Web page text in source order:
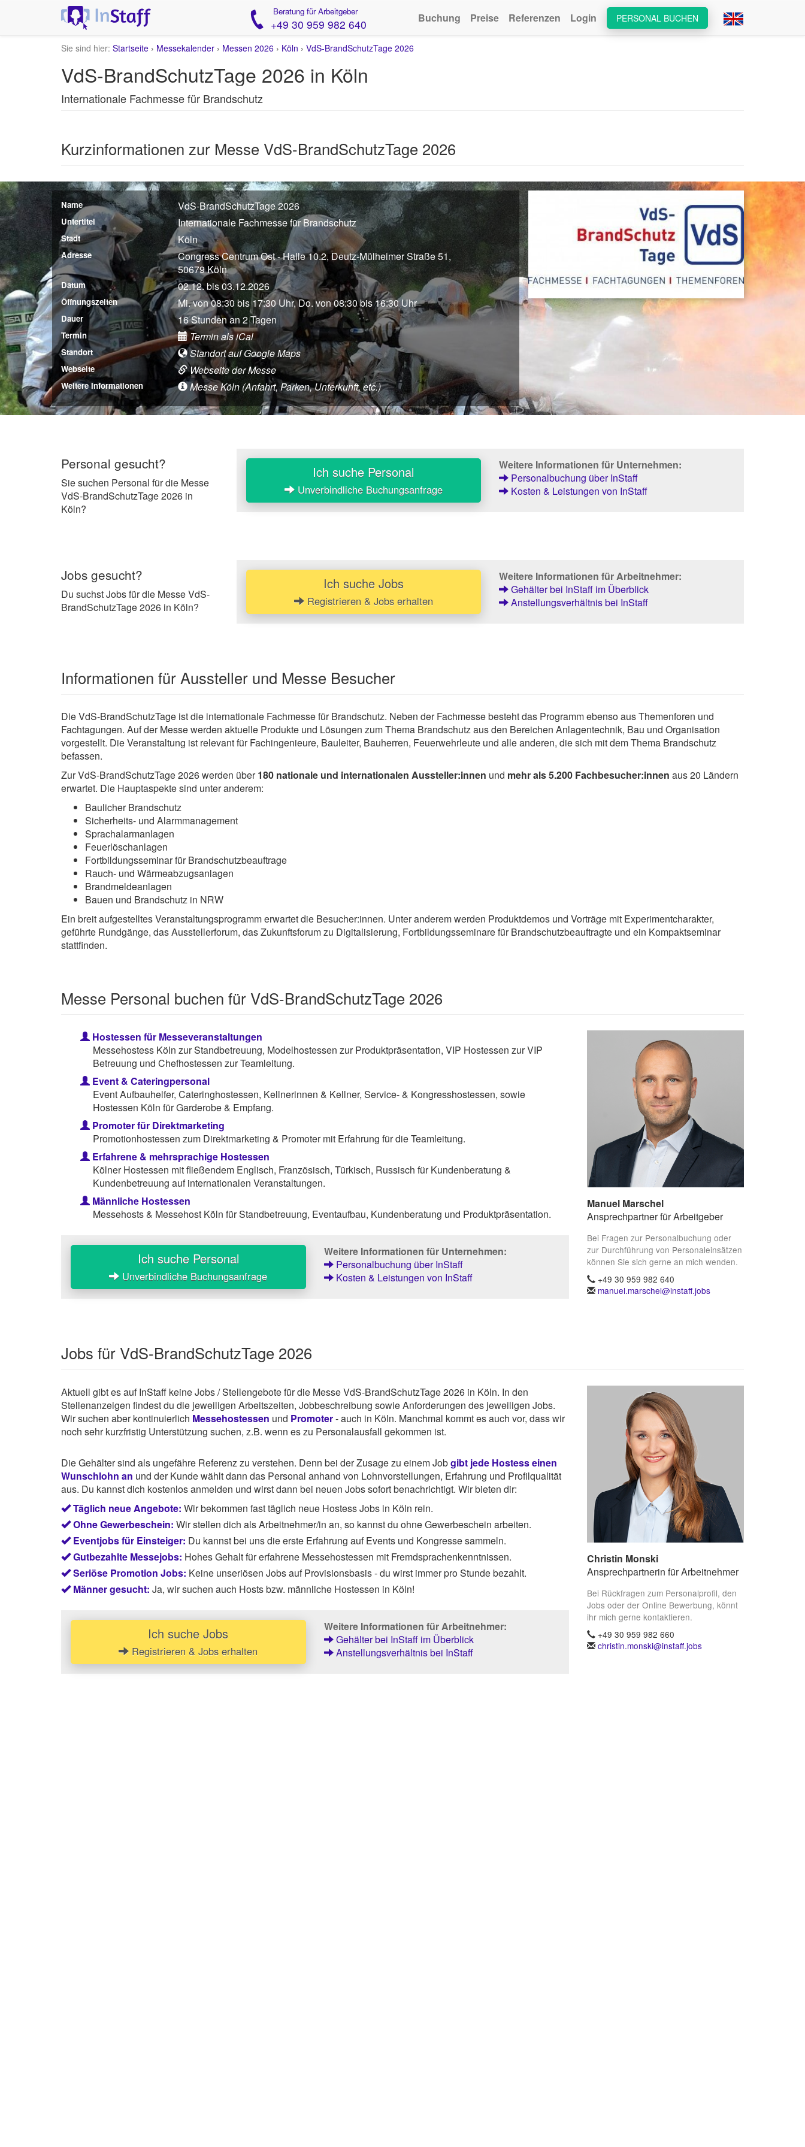
Beratung für Arbeitgeber
+49 30 959 982 640 PERSONAL BUCHEN
Buchung Preise Referenzen Login
Sie sind hier: Startseite › Messekalender › Messen 2026 › Köln › VdS-BrandSchutzTage 2026
VdS-BrandSchutzTage 2026 in Köln
Internationale Fachmesse für Brandschutz
Kurzinformationen zur Messe VdS-BrandSchutzTage 2026
Name VdS-BrandSchutzTage 2026
Untertitel Internationale Fachmesse für Brandschutz
Stadt Köln
Adresse
Congress Centrum Ost - Halle 10.2, Deutz-Mülheimer Straße 51,
50679 Köln
Datum 02.12. bis 03.12.2026
Öffnungszeiten Mi. von 08:30 bis 17:30 Uhr, Do. von 08:30 bis 16:30 Uhr
Dauer 16 Stunden an 2 Tagen
Termin Termin als iCal
Standort Standort auf Google Maps
Webseite Webseite der Messe
Weitere Informationen Messe Köln (Anfahrt, Parken, Unterkunft, etc.)
Personal gesucht?
Sie suchen Personal für die Messe
VdS-BrandSchutzTage 2026 in
Köln?
Ich suche Personal
Unverbindliche Buchungsanfrage
Weitere Informationen für Unternehmen:
Personalbuchung über InStaff
Kosten & Leistungen von InStaff
Jobs gesucht?
Du suchst Jobs für die Messe VdS-
BrandSchutzTage 2026 in Köln?
Ich suche Jobs
Registrieren & Jobs erhalten
Weitere Informationen für Arbeitnehmer:
Gehälter bei InStaff im Überblick
Anstellungsverhältnis bei InStaff
Informationen für Aussteller und Messe Besucher
Die VdS-BrandSchutzTage ist die internationale Fachmesse für Brandschutz. Neben der Fachmesse besteht das Programm ebenso aus Themenforen und
Fachtagungen. Auf der Messe werden aktuelle Produkte und Lösungen zum Thema Brandschutz aus den Bereichen Anlagentechnik, Bau und Organisation
vorgestellt. Die Veranstaltung ist relevant für Fachingenieure, Bauleiter, Bauherren, Feuerwehrleute und alle anderen, die sich mit dem Thema Brandschutz
befassen.
Zur VdS-BrandSchutzTage 2026 werden über180 nationale und internationalen Aussteller:innen und mehr als 5.200 Fachbesucher:innen aus 20 Ländern
erwartet. Die Hauptaspekte sind unter anderem:
Baulicher Brandschutz
Sicherheits- und Alarmmanagement
Sprachalarmanlagen
Feuerlöschanlagen
Fortbildungsseminar für Brandschutzbeauftrage
Rauch- und Wärmeabzugsanlagen
Brandmeldeanlagen
Bauen und Brandschutz in NRW
Ein breit aufgestelltes Veranstaltungsprogramm erwartet die Besucher:innen. Unter anderem werden Produktdemos und Vorträge mit Experimentcharakter,
geführte Rundgänge, das Ausstellerforum, das Zukunftsforum zu Digitalisierung, Fortbildungsseminare für Brandschutzbeauftragte und ein Kompaktseminar
stattfinden.
Messe Personal buchen für VdS-BrandSchutzTage 2026
Hostessen für Messeveranstaltungen
Messehostess Köln zur Standbetreuung, Modelhostessen zur Produktpräsentation, VIP Hostessen zur VIP
Betreuung und Chefhostessen zur Teamleitung.
Event & Cateringpersonal
Event Aufbauhelfer, Cateringhostessen, Kellnerinnen & Kellner, Service- & Kongresshostessen, sowie
Hostessen Köln für Garderobe & Empfang.
Promoter für Direktmarketing
Promotionhostessen zum Direktmarketing & Promoter mit Erfahrung für die Teamleitung.
Erfahrene & mehrsprachige Hostessen
Kölner Hostessen mit fließendem Englisch, Französisch, Türkisch, Russisch für Kundenberatung &
Kundenbetreuung auf internationalen Veranstaltungen.
Männliche Hostessen
Messehosts & Messehost Köln für Standbetreuung, Eventaufbau, Kundenberatung und Produktpräsentation.
Ich suche Personal
Unverbindliche Buchungsanfrage
Weitere Informationen für Unternehmen:
Personalbuchung über InStaff
Kosten & Leistungen von InStaff
Manuel Marschel
Ansprechpartner für Arbeitgeber
Bei Fragen zur Personalbuchung oder
zur Durchführung von Personaleinsätzen
können Sie sich gerne an mich wenden.
+49 30 959 982 640
manuel.marschel@instaff.jobs
Jobs für VdS-BrandSchutzTage 2026
Aktuell gibt es auf InStaff keine Jobs / Stellengebote für die Messe VdS-BrandSchutzTage 2026 in Köln. In den
Stellenanzeigen findest du die jeweiligen Arbeitszeiten, Jobbeschreibung sowie Anforderungen des jeweiligen Jobs.
Wir suchen aber kontinuierlich Messehostessen und Promoter- auch in Köln. Manchmal kommt es auch vor, dass wir
noch sehr kurzfristig Unterstützung suchen, z.B. wenn es zu Personalausfall gekommen ist.
Die Gehälter sind als ungefähre Referenz zu verstehen. Denn bei der Zusage zu einem Jobgibt jede Hostess einen
Wunschlohn an und der Kunde wählt dann das Personal anhand von Lohnvorstellungen, Erfahrung und Profilqualität
aus. Du kannst dich kostenlos anmelden und wirst dann bei neuen Jobs sofort benachrichtigt. Wir bieten dir:
Täglich neue Angebote: Wir bekommen fast täglich neue Hostess Jobs in Köln rein.
Ohne Gewerbeschein: Wir stellen dich als Arbeitnehmer/in an, so kannst du ohne Gewerbeschein arbeiten.
Eventjobs für Einsteiger: Du kannst bei uns die erste Erfahrung auf Events und Kongresse sammeln.
Gutbezahlte Messejobs: Hohes Gehalt für erfahrene Messehostessen mit Fremdsprachenkenntnissen.
Seriöse Promotion Jobs: Keine unseriösen Jobs auf Provisionsbasis - du wirst immer pro Stunde bezahlt.
Männer gesucht: Ja, wir suchen auch Hosts bzw. männliche Hostessen in Köln!
Ich suche Jobs
Registrieren & Jobs erhalten
Weitere Informationen für Arbeitnehmer:
Gehälter bei InStaff im Überblick
Anstellungsverhältnis bei InStaff
Christin Monski
Ansprechpartnerin für Arbeitnehmer
Bei Rückfragen zum Personalprofil, den
Jobs oder der Online Bewerbung, könnt
ihr mich gerne kontaktieren.
+49 30 959 982 660
christin.monski@instaff.jobs